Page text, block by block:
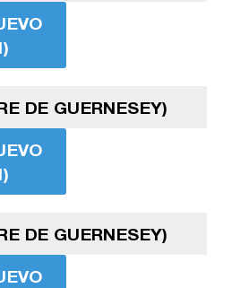
DE GUERNESEY)
DE GUERNESEY)